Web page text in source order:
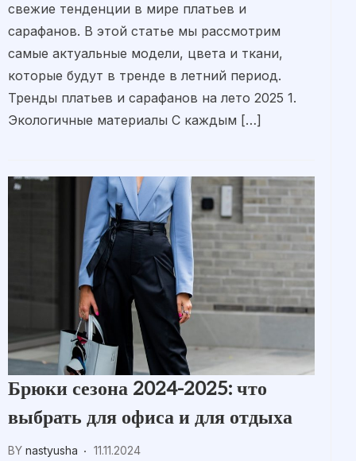
свежие тенденции в мире платьев и
сарафанов. В этой статье мы рассмотрим
самые актуальные модели, цвета и ткани,
которые будут в тренде в летний период.
Тренды платьев и сарафанов на лето 2025 1.
Экологичные материалы С каждым […]
Брюки сезона 2024-2025: что
выбрать для офиса и для отдыха
BY nastyusha 11.11.2024